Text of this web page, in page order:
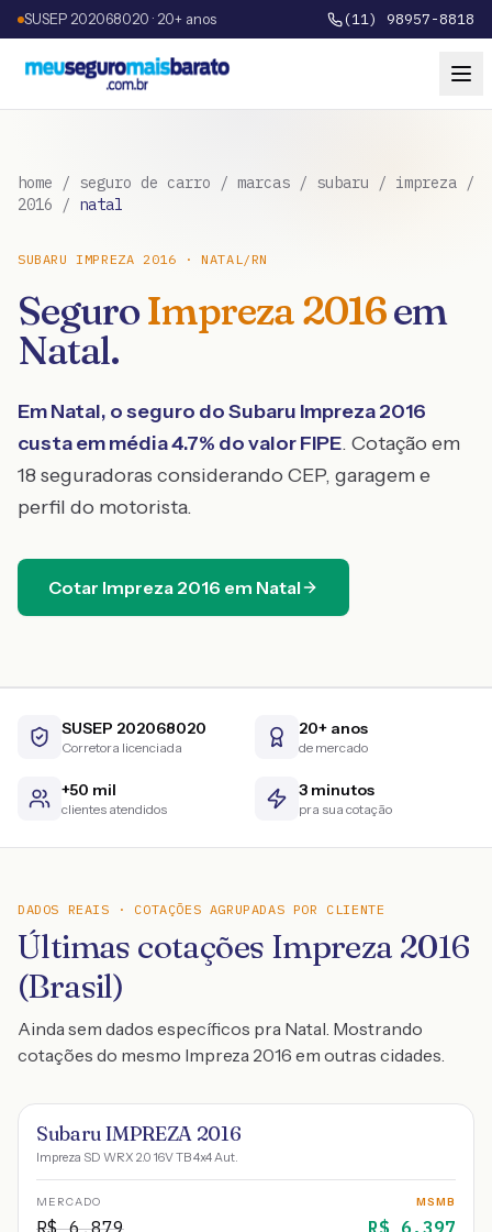
SUSEP 202068020 · 20+ anos (11) 98957-8818
home / seguro de carro / marcas / subaru / impreza /
2016 / natal
SUBARU IMPREZA 2016 ·NATAL/RN
SeguroImpreza2016em
Natal.
EmNatal, o seguro doSubaru Impreza2016
custa em média4.7% do valor FIPE. Cotação em
18 seguradoras considerando CEP, garagem e
perfil do motorista.
Cotar Impreza 2016 em Natal
SUSEP 202068020
Corretora licenciada
20+ anos
de mercado
+50 mil
clientes atendidos
3 minutos
pra sua cotação
DADOS REAIS · COTAÇÕES AGRUPADAS POR CLIENTE
Últimas cotações Impreza 2016
(Brasil)
Ainda sem dados específicos pra Natal. Mostrando
cotações do mesmo Impreza 2016 em outras cidades.
Subaru IMPREZA 2016
Impreza SD WRX 2.0 16V TB 4x4 Aut.
MERCADO
R$6.879
MSMB
R$ 6.397